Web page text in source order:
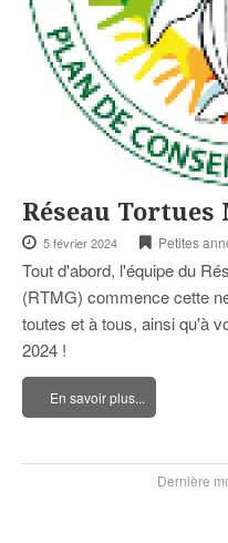
Réseau Tortues
5 février 2024 Petites
Tout d'abord, l'équipe du
(RTMG) commence cette
toutes et à tous, ainsi qu'à
2024 !
En savoir plus...
Dernière